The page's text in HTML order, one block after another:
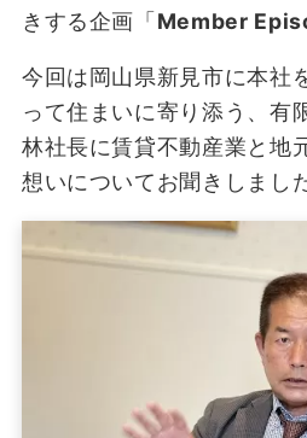
きする企画「Member
今回は岡山県新見市に本社
って住まいに寄り添う、有
林社長に賃貸不動産業と地
想いについてお聞きしまし